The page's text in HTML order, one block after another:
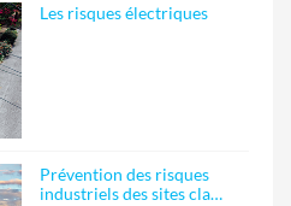
Les risques électriques
Prévention des risques
industriels des sites cla…